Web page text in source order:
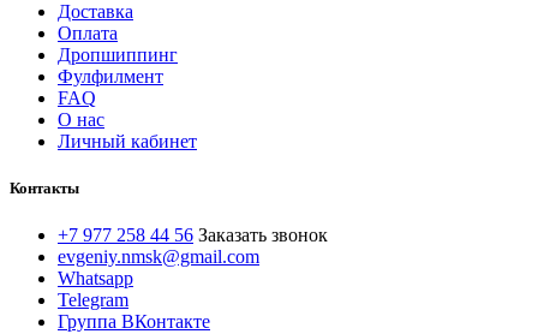
Доставка
Оплата
Дропшиппинг
Фулфилмент
FAQ
О нас
Личный кабинет
Контакты
+7 977 258 44 56 Заказать звонок
evgeniy.nmsk@gmail.com
Whatsapp
Telegram
Группа ВКонтакте